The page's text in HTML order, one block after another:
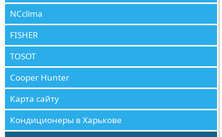
NCclima
FISHER
TOSOT
Cooper Hunter
Карта сайту
Кондиционеры в Харькове